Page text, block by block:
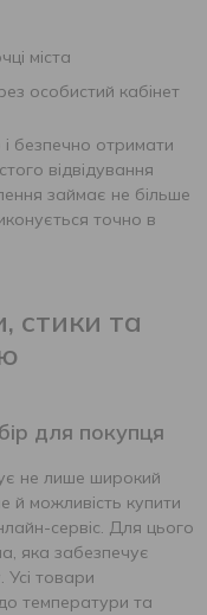
міста
особистий кабінет
безпечно отримати
відвідування
займає не більше
точно в
стики та
для покупця
не лише широкий
й можливість купити
сервіс. Для цього
яка забезпечує
товари
температури та